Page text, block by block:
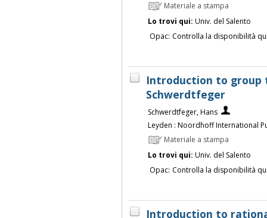
Materiale a stampa
Lo trovi qui: Univ. del Salento
Opac: Controlla la disponibilità
Introduction to group
Schwerdtfeger
Schwerdtfeger, Hans
Leyden : Noordhoff International
Materiale a stampa
Lo trovi qui: Univ. del Salento
Opac: Controlla la disponibilità
Introduction to